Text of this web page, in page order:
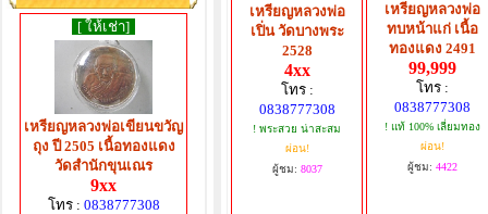
[ ให้เช่า]
เหรียญหลวงพ่อเขียนขวัญ
ถุง ปี 2505 เนื้อทองแดง
วัดสำนักขุนเณร
9xx
โทร : 0838777308
เหรียญหลวงพ่อ
เปิ่น วัดบางพระ
2528
4xx
โทร :
0838777308
! พระสวย น่าสะสม
ผ่อน!
ผู้ชม: 8037
เหรียญหลวงพ่อ
ทบหน้าแก่ เนื้อ
ทองแดง 2491
99,999
โทร :
0838777308
! แท้ 100% เลี่ยมทอง
ผ่อน!
ผู้ชม: 4422